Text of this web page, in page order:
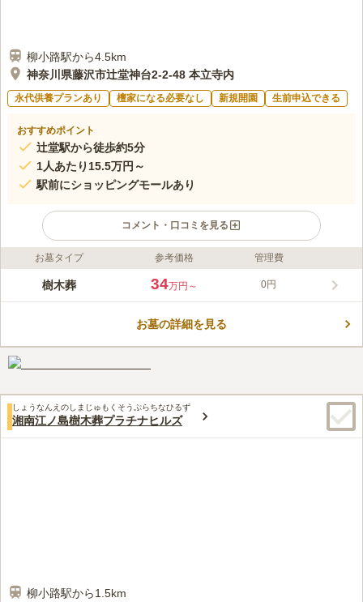
柳小路駅から4.5km
神奈川県藤沢市辻堂神台2-2-48 本立寺内
永代供養プランあり 檀家になる必要なし 新規開園 生前申込できる
おすすめポイント
辻堂駅から徒歩約5分
1人あたり15.5万円～
駅前にショッピングモールあり
コメント・口コミを見る
ライフドット編集部のコメント
神奈川県藤沢市の本立寺境内にある、2024年3月にオープンした
園があるなど、穏やかでのんびりとした環境です。遺骨は30年間
大5年間まで延長することが可能です。
口コミ評価
お墓タイプ 参考価格 管理費
樹木葬 34万円～ 0円
お墓の詳細を見る
しょうなんえのしまじゅもくそうぷらちなひるず
湘南江ノ島樹木葬プラチナヒルズ
柳小路駅から1.5km